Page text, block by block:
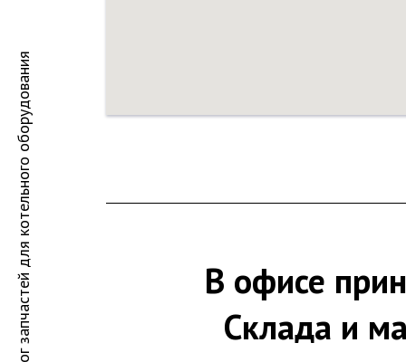
Каталог запчастей для котельного оборудования В офисе
Склада и